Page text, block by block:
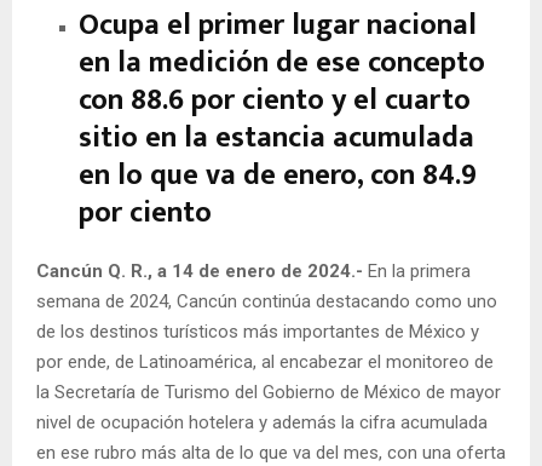
Ocupa el primer lugar nacional
en la medición de ese concepto
con 88.6 por ciento y el cuarto
sitio en la estancia acumulada
en lo que va de enero, con 84.9
por ciento
Cancún Q. R., a 14 de enero de 2024.- En la primera
semana de 2024, Cancún continúa destacando como uno
de los destinos turísticos más importantes de México y
por ende, de Latinoamérica, al encabezar el monitoreo de
la Secretaría de Turismo del Gobierno de México de mayor
nivel de ocupación hotelera y además la cifra acumulada
en ese rubro más alta de lo que va del mes, con una oferta